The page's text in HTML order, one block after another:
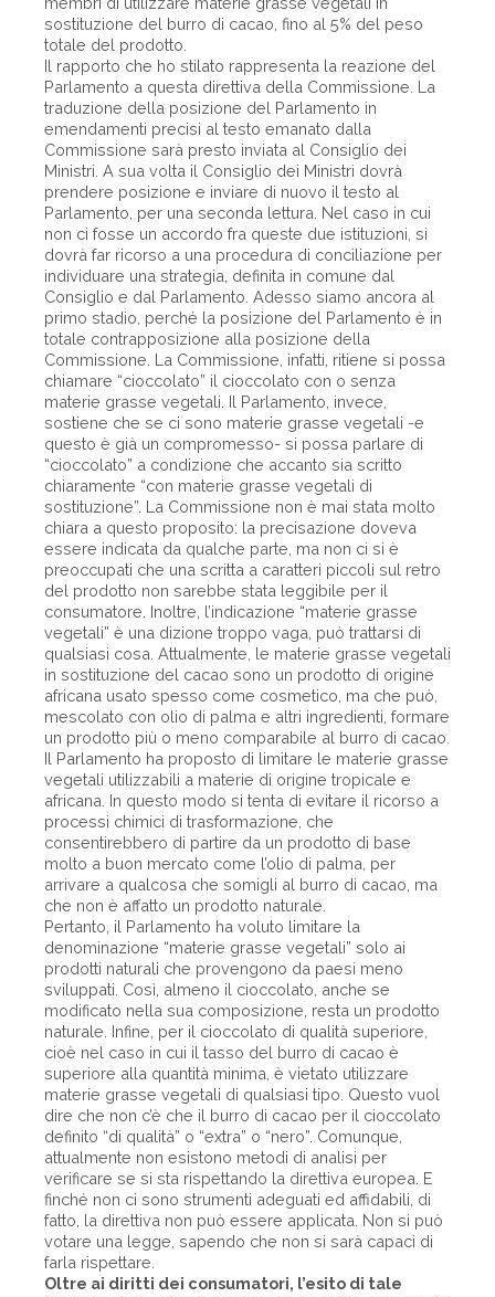
sostituzione del burro di cacao, fino al 5% del peso
totale del prodotto.
Il rapporto che ho stilato rappresenta la reazione del
Parlamento a questa direttiva della Commissione. La
traduzione della posizione del Parlamento in
emendamenti precisi al testo emanato dalla
Commissione sarà presto inviata al Consiglio dei
Ministri. A sua volta il Consiglio dei Ministri dovrà
prendere posizione e inviare di nuovo il testo al
Parlamento, per una seconda lettura. Nel caso in cui
non ci fosse un accordo fra queste due istituzioni, si
dovrà far ricorso a una procedura di conciliazione per
individuare una strategia, definita in comune dal
Consiglio e dal Parlamento. Adesso siamo ancora al
primo stadio, perché la posizione del Parlamento è in
totale contrapposizione alla posizione della
Commissione. La Commissione, infatti, ritiene si possa
chiamare “cioccolato” il cioccolato con o senza
materie grasse vegetali. Il Parlamento, invece,
sostiene che se ci sono materie grasse vegetali -e
questo è già un compromesso- si possa parlare di
“cioccolato” a condizione che accanto sia scritto
chiaramente “con materie grasse vegetali di
sostituzione”. La Commissione non è mai stata molto
chiara a questo proposito: la precisazione doveva
essere indicata da qualche parte, ma non ci si è
preoccupati che una scritta a caratteri piccoli sul retro
del prodotto non sarebbe stata leggibile per il
consumatore. Inoltre, l’indicazione “materie grasse
vegetali” è una dizione troppo vaga, può trattarsi di
qualsiasi cosa. Attualmente, le materie grasse vegetali
in sostituzione del cacao sono un prodotto di origine
africana usato spesso come cosmetico, ma che può,
mescolato con olio di palma e altri ingredienti, formare
un prodotto più o meno comparabile al burro di cacao.
Il Parlamento ha proposto di limitare le materie grasse
vegetali utilizzabili a materie di origine tropicale e
africana. In questo modo si tenta di evitare il ricorso a
processi chimici di trasformazione, che
consentirebbero di partire da un prodotto di base
molto a buon mercato come l’olio di palma, per
arrivare a qualcosa che somigli al burro di cacao, ma
che non è affatto un prodotto naturale.
Pertanto, il Parlamento ha voluto limitare la
denominazione “materie grasse vegetali” solo ai
prodotti naturali che provengono da paesi meno
sviluppati. Così, almeno il cioccolato, anche se
modificato nella sua composizione, resta un prodotto
naturale. Infine, per il cioccolato di qualità superiore,
cioè nel caso in cui il tasso del burro di cacao è
superiore alla quantità minima, è vietato utilizzare
materie grasse vegetali di qualsiasi tipo. Questo vuol
dire che non c’è che il burro di cacao per il cioccolato
definito “di qualità” o “extra” o “nero”. Comunque,
attualmente non esistono metodi di analisi per
verificare se si sta rispettando la direttiva europea. E
finché non ci sono strumenti adeguati ed affidabili, di
fatto, la direttiva non può essere applicata. Non si può
votare una legge, sapendo che non si sarà capaci di
farla rispettare.
Oltre ai diritti dei consumatori, l’esito di tale